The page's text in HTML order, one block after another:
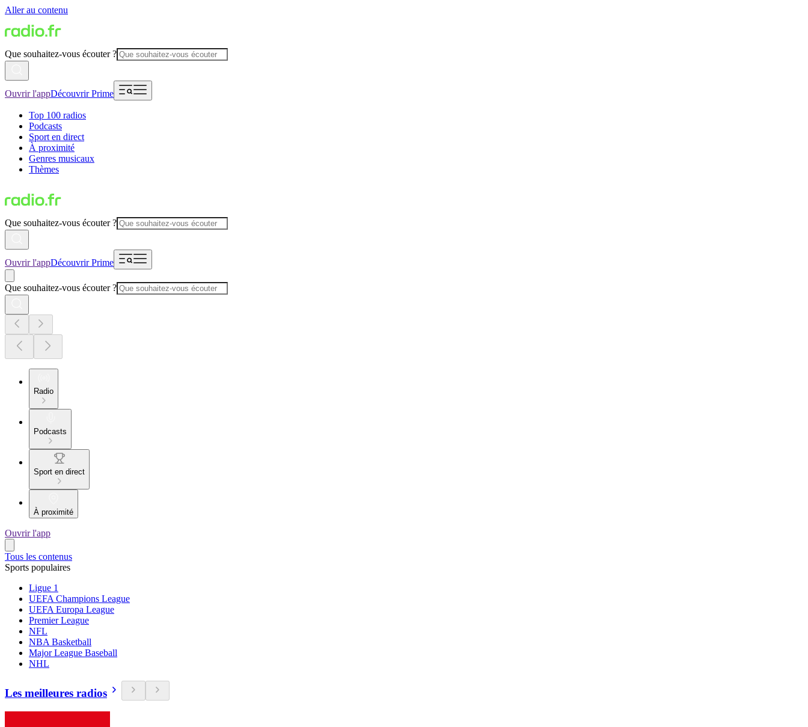
Aller au contenu
Que souhaitez-vous écouter ?
Ouvrir l'appDécouvrir Prime
Top 100 radios
Podcasts
Sport en direct
À proximité
Genres musicaux
Thèmes
Que souhaitez-vous écouter ?
Ouvrir l'appDécouvrir Prime
Que souhaitez-vous écouter ?
Radio
Podcasts
Sport en direct
À proximité
Ouvrir l'app
Tous les contenus
Sports populaires
Ligue 1
UEFA Champions League
UEFA Europa League
Premier League
NFL
NBA Basketball
Major League Baseball
NHL
Les meilleures radios